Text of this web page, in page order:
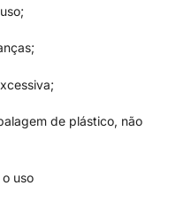
de plástico, não
uso